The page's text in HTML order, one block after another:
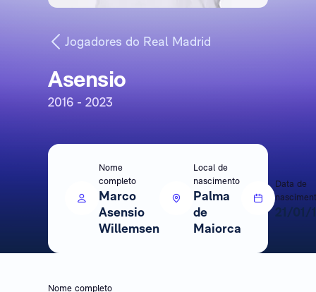
Jogadores do Real Madrid
Asensio
2016 - 2023
Nome
completo
Marco
Asensio
Willemsen
Local de
nascimento
Palma
de
Maiorca
Data de
21/01/
Nome completo